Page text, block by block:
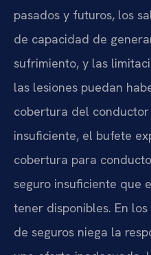
pasados y futuros, los
de capacidad de
sufrimiento, y las
las lesiones puedan
cobertura del
insuficiente, el bufete
cobertura para
seguro insuficiente que
tener disponibles. En
de seguros niega la